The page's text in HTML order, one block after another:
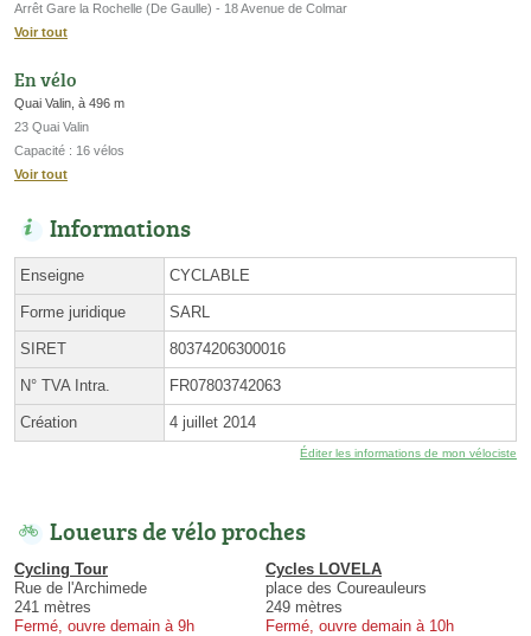
Arrêt Gare la Rochelle (De Gaulle) - 18 Avenue de Colmar
Voir tout
En vélo
Quai Valin, à 496 m
23 Quai Valin
Capacité : 16 vélos
Voir tout
Informations
Enseigne CYCLABLE
Forme juridique SARL
SIRET 80374206300016
N° TVA Intra. FR07803742063
Création 4 juillet 2014
Éditer les informations de mon vélociste
Loueurs de vélo proches
Cycling Tour
Rue de l'Archimede
241 mètres
Fermé, ouvre demain à 9h
Cycles LOVELA
place des Coureauleurs
249 mètres
Fermé, ouvre demain à 10h